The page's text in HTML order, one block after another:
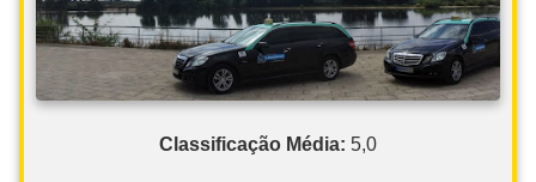
Classificação Média: 5,0